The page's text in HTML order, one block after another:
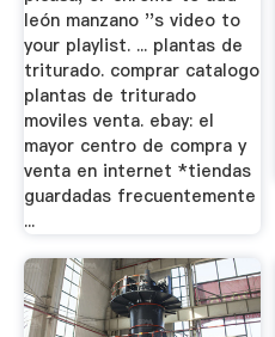
león manzano ''s video to
your playlist. ... plantas de
triturado. comprar catalogo
plantas de triturado
moviles venta. ebay: el
mayor centro de compra y
venta en internet *tiendas
guardadas frecuentemente
...